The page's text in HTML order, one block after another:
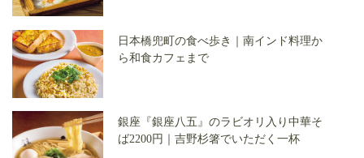
日本橋兜町の食べ歩き｜南インド料理か
ら和食カフェまで
銀座『銀座八五』のラビオリ入り中華そ
ば2200円｜吉野杉箸でいただく一杯